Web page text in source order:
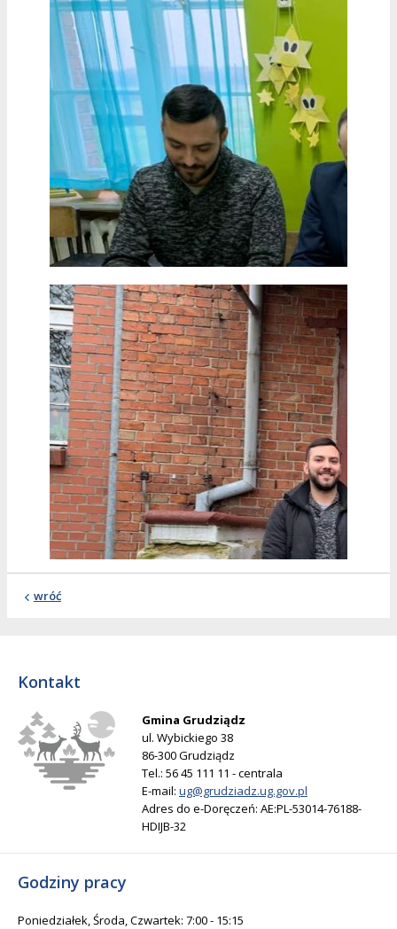
wróć
Kontakt
Gmina Grudziądz
ul. Wybickiego 38
86-300 Grudziądz
Tel.: 56 45 111 11 - centrala
E-mail: ug@grudziadz.ug.gov.pl
Adres do e-Doręczeń: AE:PL-53014-76188-
HDIJB-32
Godziny pracy
Poniedziałek, Środa, Czwartek: 7:00 - 15:15